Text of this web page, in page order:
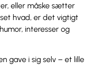
eller måske sætter
hvad, er det vigtigt
interesser og
gave i sig selv – et lille